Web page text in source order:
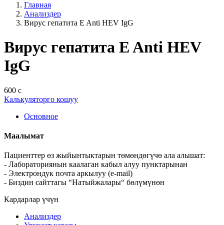
Главная
Анализдер
Вирус гепатита E Anti HEV IgG
Вирус гепатита E Anti HEV
IgG
600 с
Калькуляторго кошуу
Основное
Маалымат
Пациенттер өз жыйынтыктарын төмөндөгүчө ала алышат:
- Лабораториянын каалаган кабыл алуу пунктарынан
- Электрондук почта аркылуу (e-mail)
- Биздин сайттагы “Натыйжалары“ бөлүмүнөн
Кардарлар үчүн
Анализдер